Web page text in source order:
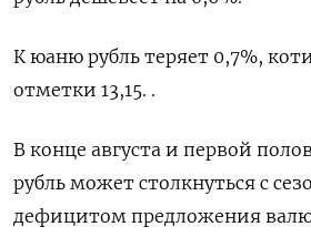
К юаню рубль теряет 0,7%,
отметки 13,15. .
В конце августа и первой
рубль может столкнуться с
дефицитом предложения